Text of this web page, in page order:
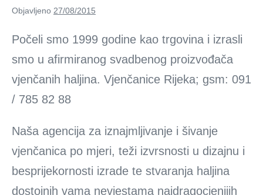
Objavljeno 27/08/2015
Počeli smo 1999 godine kao trgovina i izrasli
smo u afirmiranog svadbenog proizvođača
vjenčanih haljina. Vjenčanice Rijeka; gsm: 091
/ 785 82 88
Naša agencija za iznajmljivanje i šivanje
vjenčanica po mjeri, teži izvrsnosti u dizajnu i
besprijekornosti izrade te stvaranja haljina
dostojnih vama nevjestama najdragocjenijih